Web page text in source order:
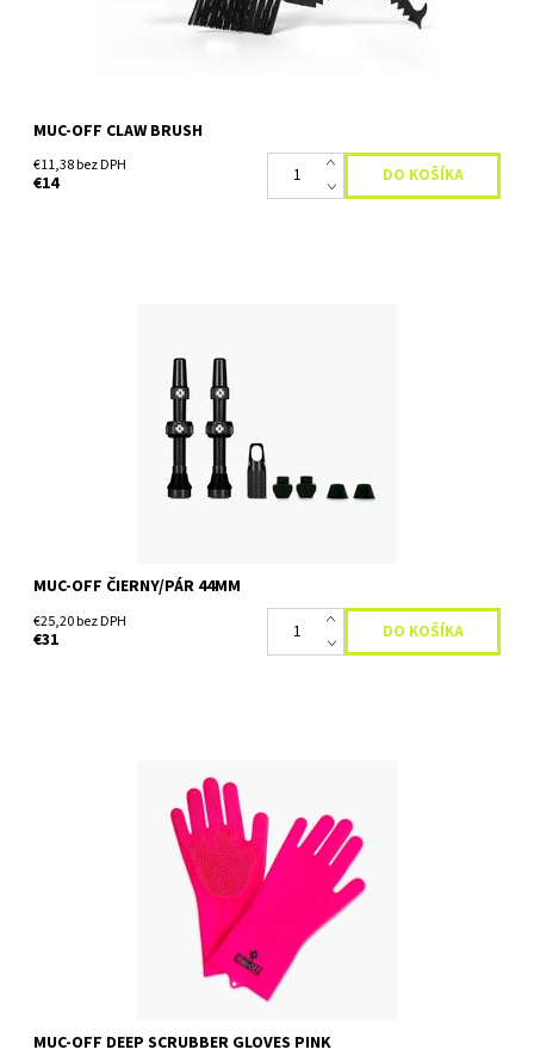
MUC-OFF CLAW BRUSH
€11,38 bez DPH
€14
sme teda navrhovať a vyrábať naše prémiové bezdušové
ventily, aby sme vyriešili problémy so stratou tlaku vo vaších...
Skladom
MUC-OFF ČIERNY/PÁR 44MM
€25,20 bez DPH
€31
Rúžové rukavice na umývanie bicykla, motocykla, skútra, atv, utv
Muc-Off Deep Scrubber Gloves sú rukavice vyrobené z odolného
a vysokopevnostného silikónu a vďaka nim je...
Skladom
MUC-OFF DEEP SCRUBBER GLOVES PINK